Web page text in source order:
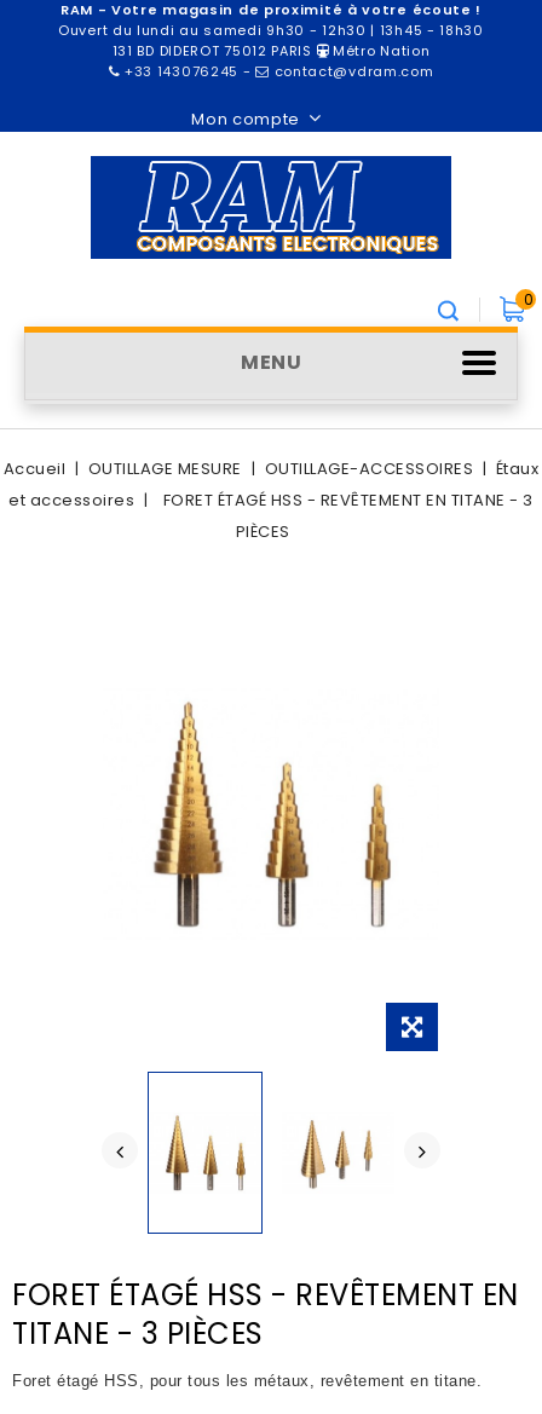
RAM - Votre magasin de proximité à votre écoute !
Ouvert du lundi au samedi 9h30 - 12h30 | 13h45 - 18h30
131 BD DIDEROT 75012 PARIS
Métro Nation
+33 143076245 - contact@vdram.com
Mon compte
0
MENU
Accueil OUTILLAGE MESURE OUTILLAGE-ACCESSOIRES
Étaux
et accessoires
FORET ÉTAGÉ HSS - REVÊTEMENT EN TITANE - 3
PIÈCES
FORET ÉTAGÉ HSS - REVÊTEMENT EN
TITANE - 3 PIÈCES
Foret étagé HSS, pour tous les métaux, revêtement en titane.